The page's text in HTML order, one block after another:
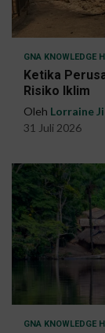
GNA KNOWLEDGE
Ketika
Risiko Iklim
Oleh Lorraine
31 Juli 2026
GNA KNOWLEDGE